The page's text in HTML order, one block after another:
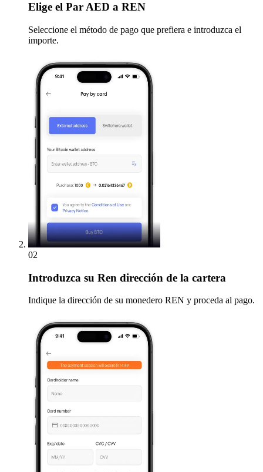
Elige el Par AED a REN
Seleccione el método de pago que prefiera e introduzca el
importe.
02
Introduzca su Ren dirección de la cartera
Indique la dirección de su monedero REN y proceda al pago.